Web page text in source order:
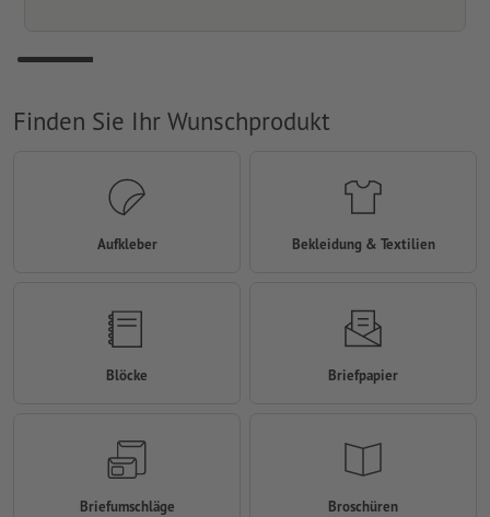
Finden Sie Ihr Wunschprodukt
Aufkleber Bekleidung & Textilien
Blöcke Briefpapier
Briefumschläge Broschüren